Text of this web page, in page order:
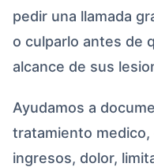
pedir una llamada
o culparlo antes de
alcance de sus
Ayudamos a
tratamiento medico,
ingresos, dolor,